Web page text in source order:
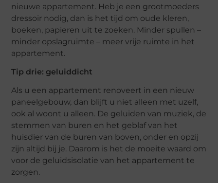
nieuwe appartement. Heb je een grootmoeders
dressoir nodig, dan is het tijd om oude kleren,
boeken, papieren uit te zoeken. Minder spullen –
minder opslagruimte – meer vrije ruimte in het
appartement.
Tip drie: geluiddicht
Als u een appartement renoveert in een nieuw
paneelgebouw, dan blijft u niet alleen met uzelf,
ook al woont u alleen. De geluiden van muziek, de
stemmen van buren en het geblaf van het
huisdier van de buren van boven, onder en opzij
zijn altijd bij je. Daarom is het de moeite waard om
voor de geluidsisolatie van het appartement te
zorgen.